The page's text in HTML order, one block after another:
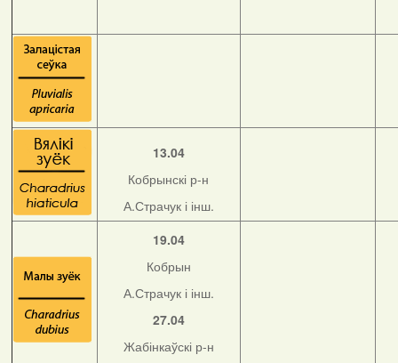
13.04
Кобрынскі р-н
А.Страчук і інш.
19.04
Кобрын
А.Страчук і інш.
27.04
Жабінкаўскі р-н